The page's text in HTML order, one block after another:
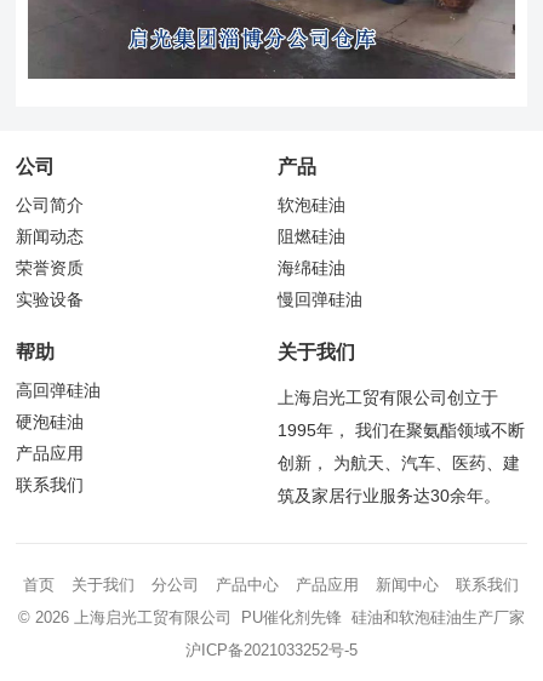
公司
公司简介
新闻动态
荣誉资质
实验设备
产品
软泡硅油
阻燃硅油
海绵硅油
慢回弹硅油
帮助
高回弹硅油
硬泡硅油
产品应用
联系我们
关于我们
上海启光工贸有限公司创立于
1995年， 我们在聚氨酯领域不断
创新， 为航天、汽车、医药、建
筑及家居行业服务达30余年。
首页 关于我们 分公司 产品中心 产品应用 新闻中心
联系我们
© 2026 上海启光工贸有限公司 PU催化剂先锋 硅油和软泡硅油生产厂家
沪ICP备2021033252号-5